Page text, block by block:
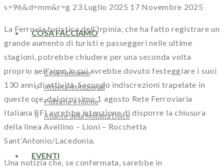
COSA FACCIAMO
Cosa Facciamo
Attività istituzionali
Politiche e norme
Atlante della Mobilità Dolce
EVENTI
s=96&d=mm&r=g 23 Luglio 2025 17 Novembre 2025
La Ferrovia turistica dell’Irpinia, che ha fatto registrare un
grande aumento di turisti e passeggeri nelle ultime
stagioni, potrebbe chiudere per una seconda volta
proprio nell’anno in cui avrebbe dovuto festeggiare i suoi
130 anni di attività. Secondo indiscrezioni trapelate in
queste ore, dal prossimo 1 agosto Rete Ferroviaria
Italiana RFI avrebbe intenzione di disporre la chiusura
della linea Avellino – Lioni – Rocchetta
Sant’Antonio/Lacedonia.
Una notizia che, se confermata, sarebbe in